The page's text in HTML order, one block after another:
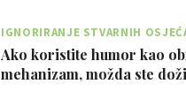
IGNORIRANJE STVARNIH
Ako koristite humor kao
mehanizam, možda ste